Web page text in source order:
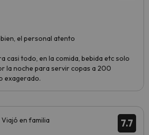
el personal atento
casi todo, en la comida, bebida etc solo
la noche para servir copas a 200
exagerado.
7.7
Viajó en familia